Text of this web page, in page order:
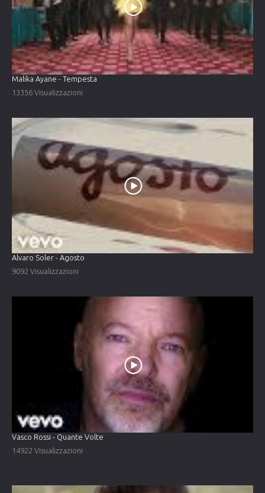
Malika Ayane - Tempesta
13356 Visualizzazioni
Alvaro Soler - Agosto
9092 Visualizzazioni
Vasco Rossi - Quante Volte
14922 Visualizzazioni